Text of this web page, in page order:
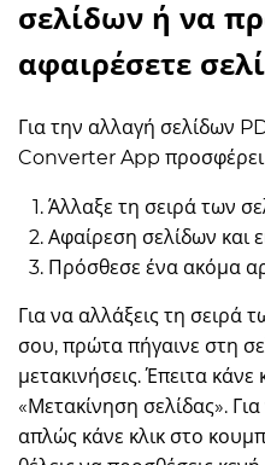
σελίδων ή να
αφαιρέσετε
Για την αλλαγή σελίδων
Converter App προσφέρει
Άλλαξε τη σειρά των
Αφαίρεση σελίδων και
Πρόσθεσε ένα ακόμα
Για να αλλάξεις τη σειρά
σου, πρώτα πήγαινε στη
μετακινήσεις. Έπειτα κάνε
«Μετακίνηση σελίδας».
απλώς κάνε κλικ στο